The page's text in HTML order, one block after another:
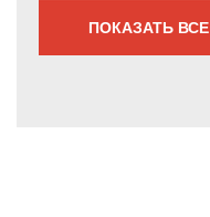
ПОКАЗАТЬ ВСЕ